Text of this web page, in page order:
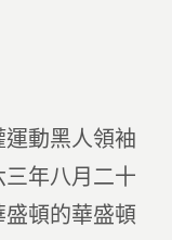
運動黑人領袖
年八月二十
頓的華盛頓